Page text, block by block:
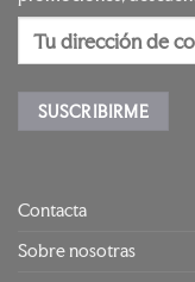
Contacta
Sobre nosotras